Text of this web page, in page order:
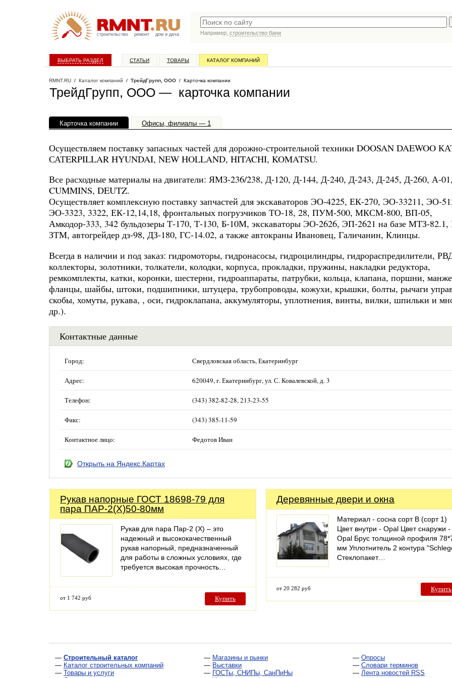
строительство ремонт дом и дача Например, строительство бани
ВЫБРАТЬ РАЗДЕЛ СТАТЬИ ТОВАРЫ КАТАЛОГ КОМПАНИЙ
RMNT.RU / Каталог компаний / ТрейдГрупп, ООО / Карточка компании
ТрейдГрупп, ООО — карточка компании
Карточка компании Офисы, филиалы — 1
Осуществляем поставку запасных частей для дорожно-строительной техники DOOSAN DAEWOO
САТERPILLAR HYUNDAI, NEW HOLLAND, HITACHI, KOMATSU.
Все расходные материалы на двигатели: ЯМЗ-236/238, Д-120, Д-144, Д-240, Д-243, Д-245, Д-260, А-01,
CUMMINS, DEUTZ.
Осуществляет комплексную поставку запчастей для экскаваторов ЭО-4225, ЕК-270, ЭО-33211, ЭО-
ЭО-3323, 3322, ЕК-12,14,18, фронтальных погрузчиков ТО-18, 28, ПУМ-500, МКСМ-800, ВП-05,
Амкодор-333, 342 бульдозеры Т-170, Т-130, Б-10М, экскаваторы ЭО-2626, ЭП-2621 на базе МТЗ-
ЗТМ, автогрейдер дз-98, ДЗ-180, ГС-14.02, а также автокраны Ивановец, Галичанин, Клинцы.
Всегда в наличии и под заказ: гидромоторы, гидронасосы, гидроцилиндры, гидрораспредилители,
коллекторы, золотники, толкатели, колодки, корпуса, прокладки, пружины, накладки редуктора,
ремкомплекты, катки, коронки, шестерни, гидроаппараты, патрубки, кольца, клапана, поршни,
фланцы, шайбы, штоки, подшипники, штуцера, трубопроводы, кожухи, крышки, болты, рычаги
скобы, хомуты, рукава, , оси, гидроклапана, аккумуляторы, уплотнения, винты, вилки, шпильки и
др.).
Контактные данные
Город: Свердловская область, Екатеринбург
Адрес: 620049, г. Екатеринбург, ул. С. Ковалевской, д. 3
Телефон: (343) 382-82-28, 213-23-55
Факс: (343) 385-11-59
Контактное лицо: Федотов Иван
Открыть на Яндекс.Картах
Рукав напорные ГОСТ 18698-79 для
пара ПАР-2(Х)50-80мм
Рукав для пара Пар-2 (X) – это
надежный и высококачественный
рукав напорный, предназначенный
для работы в сложных условиях, где
требуется высокая прочность…
от 1 742 руб Купить
Деревянные двери и окна
Материал - сосна сорт В (сорт 1)
Цвет внутри - Opal Цвет снаружи -
Opal Брус толщиной профиля
мм Уплотнитель 2 контура
Стеклопакет…
от 20 282 руб Купить
— Строительный каталог
— Каталог строительных компаний
— Товары и услуги
— Магазины и рынки
— Выставки
— ГОСТы, СНИПы, СанПиНы
— Опросы
— Словари терминов
— Лента новостей RSS